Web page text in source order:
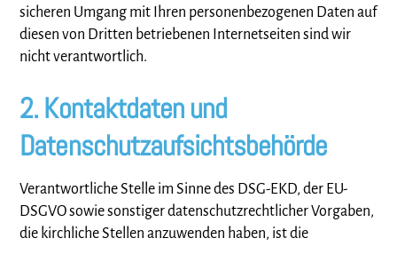
sicheren Umgang mit Ihren personenbezogenen Daten auf
diesen von Dritten betriebenen Internetseiten sind wir
nicht verantwortlich.
2. Kontaktdaten und
Datenschutzaufsichtsbehörde
Verantwortliche Stelle im Sinne des DSG-EKD, der EU-
DSGVO sowie sonstiger datenschutzrechtlicher Vorgaben,
die kirchliche Stellen anzuwenden haben, ist die